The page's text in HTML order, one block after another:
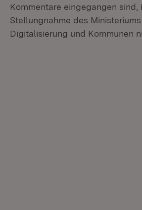
Kommentare eingegangen sind,
Stellungnahme des
Digitalisierung und Kommunen